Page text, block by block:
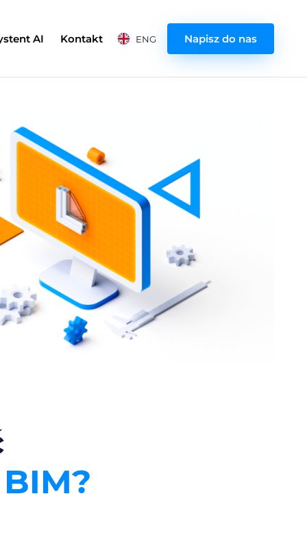
AI Kontakt ENG Napisz do nas